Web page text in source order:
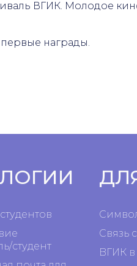
ВГИК. Молодое
награды.
студент
Связь
ВГИК